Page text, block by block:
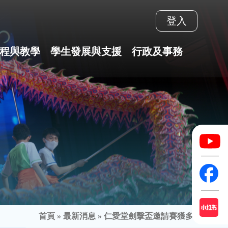
登入
與教學 學生發展與支援 行政及事務
首頁 » 最新消息 » 仁愛堂劍擊盃邀請賽獲多個獎項